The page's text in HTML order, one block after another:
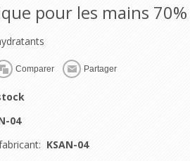
pour les mains
Comparer Partager
04
KSAN-04